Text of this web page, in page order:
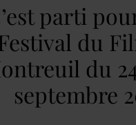
parti
du
du
septembre